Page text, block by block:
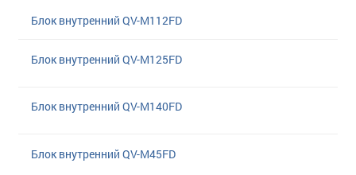
Блок внутренний QV-M112FD
Блок внутренний QV-M125FD
Блок внутренний QV-M140FD
Блок внутренний QV-M45FD